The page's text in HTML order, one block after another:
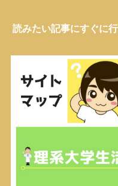
読みたい記事にすぐに